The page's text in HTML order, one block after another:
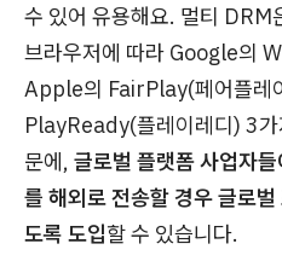
수 있어 유용해요. 멀티 DRM
브라우저에 따라 Google의
Apple의 FairPlay(페어플
PlayReady(플레이레디) 3가
문에, 글로벌 플랫폼 사업자
를 해외로 전송할 경우 글로
도록 도입할 수 있습니다.